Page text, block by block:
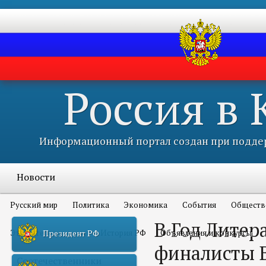
Россия в
Информационный портал создан при
Новости
Русский мир Политика Экономика События
Это интересно всем История РФ Объявления и конкурсы
Соотечественники
Президент РФ
В Год
финалисты